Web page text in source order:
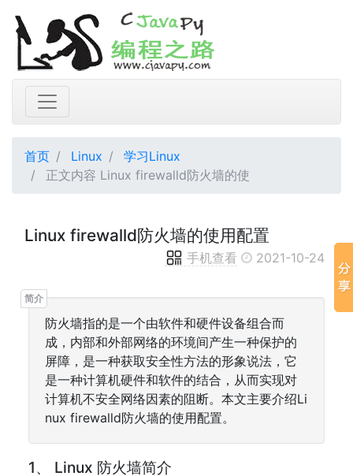
首页 Linux
学习Linux
正文内容 Linux firewalld防火墙的使
Linux firewalld防火墙的使用配置
手机查看 2021-10-24
防火墙指的是一个由软件和硬件设备组合而
成，内部和外部网络的环境间产生一种保护的
屏障，是一种获取安全性方法的形象说法，它
是一种计算机硬件和软件的结合，从而实现对
计算机不安全网络因素的阻断。本文主要介绍Li
nux firewalld防火墙的使用配置。
1、 Linux 防火墙简介